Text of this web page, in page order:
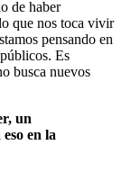
de haber
que nos toca vivir
pensando en
Es
busca nuevos
un
en la